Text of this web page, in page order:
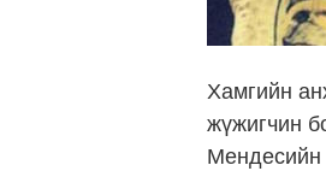
Хамгийн
жүжигчин
Мендесийн